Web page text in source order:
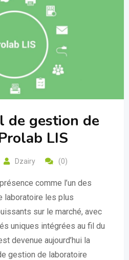
de gestion de
LIS
Dzairy (0)
comme l’un des
laboratoire les plus
sur le marché, avec
uniques intégrées au fil du
devenue aujourd’hui la
gestion de laboratoire